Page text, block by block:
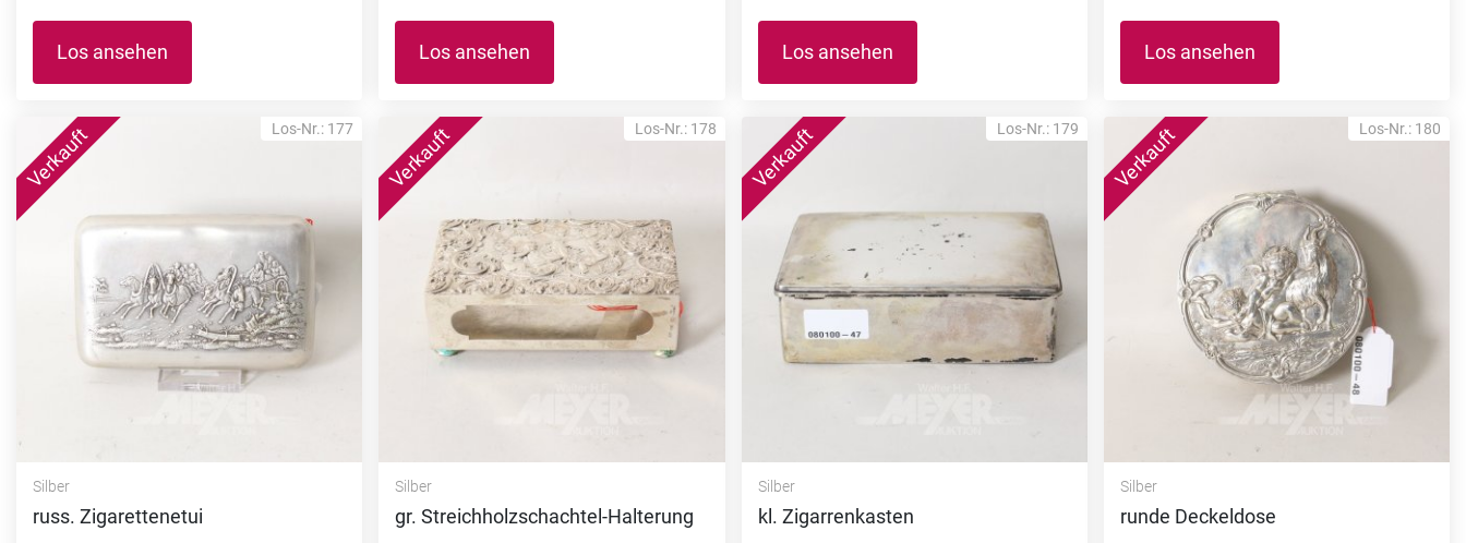
Los ansehen Los ansehen Los ansehen Los ansehen
Los-Nr.: 177
Silber
russ. Zigarettenetui
Los-Nr.: 178
Silber
gr. Streichholzschachtel-Halterung
Los-Nr.: 179
Silber
kl. Zigarrenkasten
Los-Nr.: 180
Silber
runde Deckeldose